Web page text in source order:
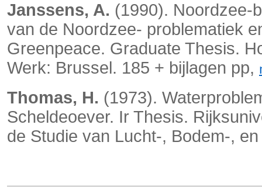
Janssens, A. (1990). Noordzee-
van de Noordzee- problematiek
Greenpeace. Graduate Thesis.
Werk: Brussel. 185 + bijlagen pp,
Thomas, H. (1973).
Scheldeoever. Ir Thesis.
de Studie van Lucht-, Bodem-,